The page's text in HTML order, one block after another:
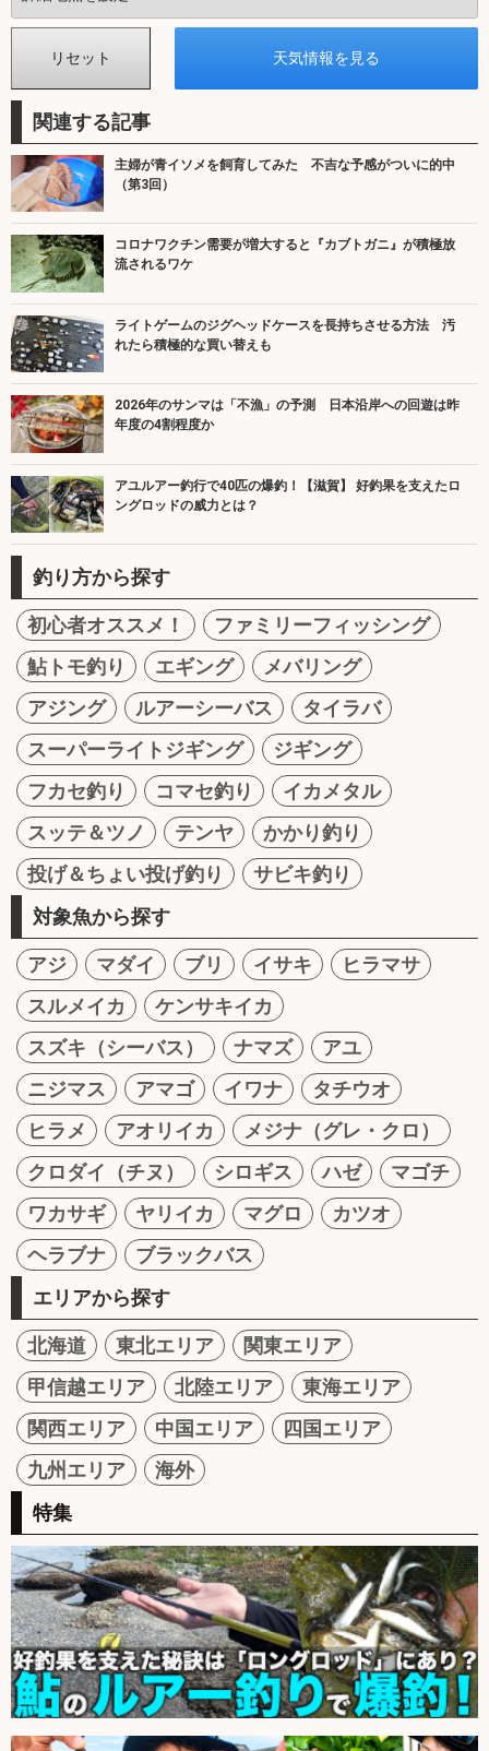
関連する記事
主婦が青イソメを飼育してみた 不吉な予感がついに的中
（第3回）
コロナワクチン需要が増大すると『カブトガニ』が積極放
流されるワケ
ライトゲームのジグヘッドケースを長持ちさせる方法 汚
れたら積極的な買い替えも
2026年のサンマは「不漁」の予測 日本沿岸への回遊は昨
年度の4割程度か
アユルアー釣行で40匹の爆釣！【滋賀】 好釣果を支えたロ
ングロッドの威力とは？
釣り方から探す
初心者オススメ！
ファミリーフィッシング
鮎トモ釣り
エギング
メバリング
アジング
ルアーシーバス
タイラバ
スーパーライトジギング
ジギング
フカセ釣り
コマセ釣り
イカメタル
スッテ＆ツノ
テンヤ
かかり釣り
投げ＆ちょい投げ釣り
サビキ釣り
対象魚から探す
アジ マダイ ブリ イサキ
ヒラマサ
スルメイカ
ケンサキイカ
スズキ（シーバス）
ナマズ
アユ
ニジマス
アマゴ イワナ
タチウオ
ヒラメ
アオリイカ
メジナ（グレ・クロ）
クロダイ（チヌ）
シロギス ハゼ
マゴチ
ワカサギ
ヤリイカ マグロ
カツオ
ヘラブナ
ブラックバス
エリアから探す
北海道 東北エリア
関東エリア
甲信越エリア
北陸エリア
東海エリア
関西エリア
中国エリア
四国エリア
九州エリア
海外
特集